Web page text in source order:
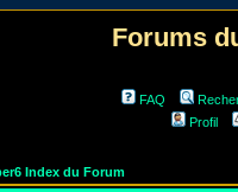
Forums
FAQ
Profil
Index du Forum